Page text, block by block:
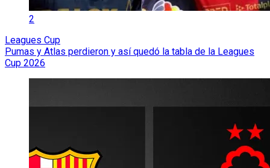
2
Leagues Cup
Pumas y Atlas perdieron y así quedó la tabla de la Leagues
Cup 2026